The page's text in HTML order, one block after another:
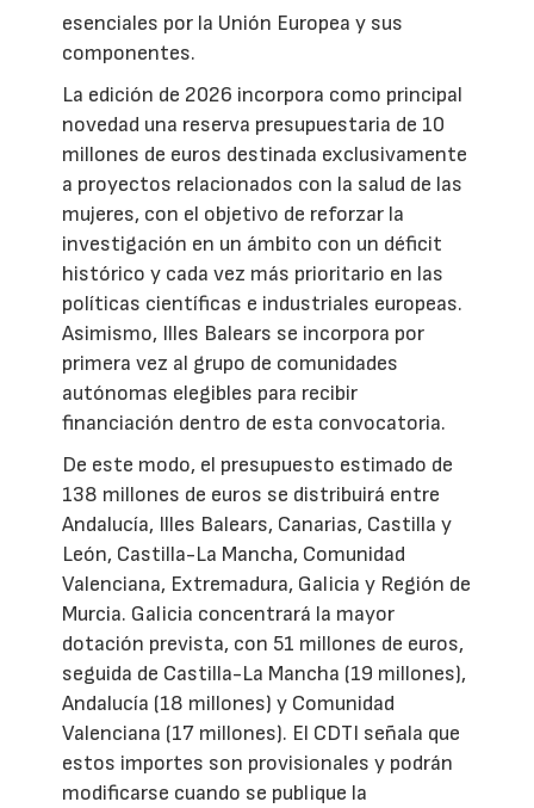
esenciales por la Unión Europea y sus
componentes.
La edición de 2026 incorpora como principal
novedad una reserva presupuestaria de 10
millones de euros destinada exclusivamente
a proyectos relacionados con la salud de las
mujeres, con el objetivo de reforzar la
investigación en un ámbito con un déficit
histórico y cada vez más prioritario en las
políticas científicas e industriales europeas.
Asimismo, Illes Balears se incorpora por
primera vez al grupo de comunidades
autónomas elegibles para recibir
financiación dentro de esta convocatoria.
De este modo, el presupuesto estimado de
138 millones de euros se distribuirá entre
Andalucía, Illes Balears, Canarias, Castilla y
León, Castilla-La Mancha, Comunidad
Valenciana, Extremadura, Galicia y Región de
Murcia. Galicia concentrará la mayor
dotación prevista, con 51 millones de euros,
seguida de Castilla-La Mancha (19 millones),
Andalucía (18 millones) y Comunidad
Valenciana (17 millones). El CDTI señala que
estos importes son provisionales y podrán
modificarse cuando se publique la